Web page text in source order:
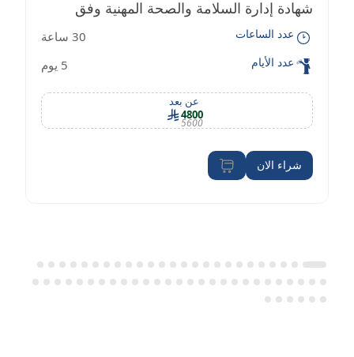
شهادة إدارة السلامة والصحة المهنية وفق
معايير OSHA
عدد الساعات 30 ساعة
عدد الأيام 5 يوم
عن بعد
4800
5600
شراء الان